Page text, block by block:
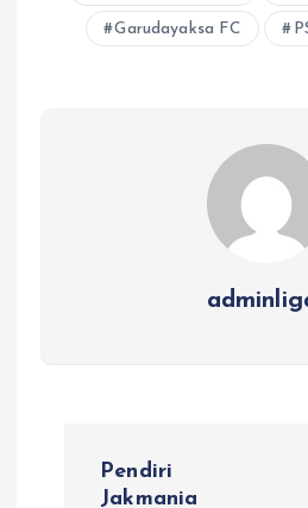
Garudayaksa FC
Pendiri
Jakmania